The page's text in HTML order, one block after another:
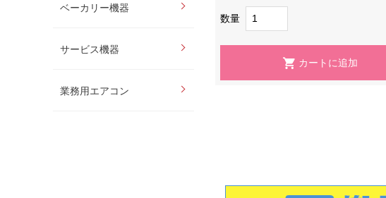
ベーカリー機器
サービス機器
業務用エアコン
数量